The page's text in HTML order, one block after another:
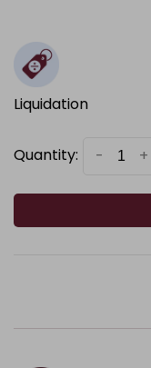
Liquidation
Quantity: +
-